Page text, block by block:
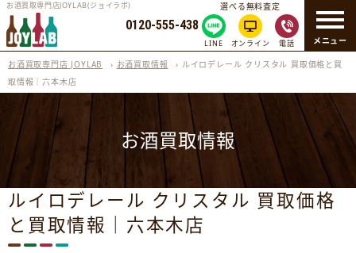
メニュー
お酒買取専門店JOYLAB(ジョイラボ)
0120-555-438
選べる無料査定
LINE オンライン 電話
お酒買取専門店 JOYLAB › お酒買取情報 › ルイロデレール クリスタル 買取価格と買
取情報｜六本木店
お酒買取情報
ルイロデレール クリスタル 買取価格
と買取情報｜六本木店